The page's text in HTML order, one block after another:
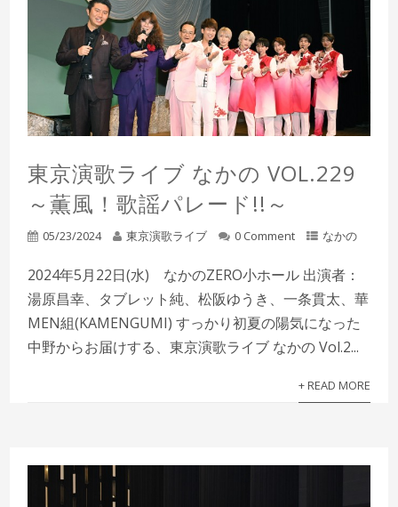
東京演歌ライブ なかの VOL.229
～薫風！歌謡パレード!!～
05/23/2024 東京演歌ライブ 0 Comment なかの
2024年5月22日(水) なかのZERO小ホール 出演者：
湯原昌幸、タブレット純、松阪ゆうき、一条貫太、華
MEN組(KAMENGUMI) すっかり初夏の陽気になった
中野からお届けする、東京演歌ライブ なかの Vol.2...
+ READ MORE